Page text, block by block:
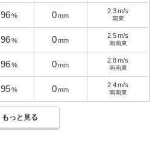
96 % 0 mm
2.3 m/s
南東
96 % 0 mm
2.5 m/s
南南東
96 % 0 mm
2.8 m/s
南南東
95 % 0 mm
2.4 m/s
南南東
もっと見る